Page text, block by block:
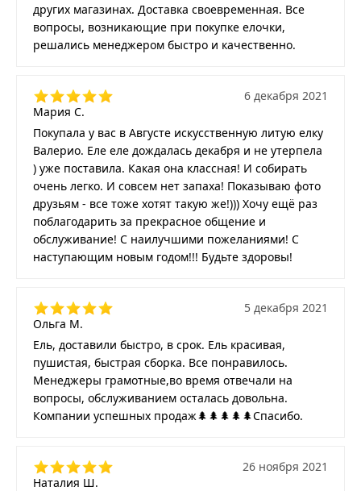
других магазинах. Доставка своевременная. Все
вопросы, возникающие при покупке елочки,
решались менеджером быстро и качественно.
Мария С.
6 декабря 2021
Покупала у вас в Августе искусственную литую елку
Валерио. Еле еле дождалась декабря и не утерпела
) уже поставила. Какая она классная! И собирать
очень легко. И совсем нет запаха! Показываю фото
друзьям - все тоже хотят такую же!))) Хочу ещё раз
поблагодарить за прекрасное общение и
обслуживание! С наилучшими пожеланиями! С
наступающим новым годом!!! Будьте здоровы!
Ольга М.
5 декабря 2021
Ель, доставили быстро, в срок. Ель красивая,
пушистая, быстрая сборка. Все понравилось.
Менеджеры грамотные,во время отвечали на
вопросы, обслуживанием осталась довольна.
Компании успешных продаж🌲🌲🌲🌲🌲Спасибо.
Наталия Ш.
26 ноября 2021